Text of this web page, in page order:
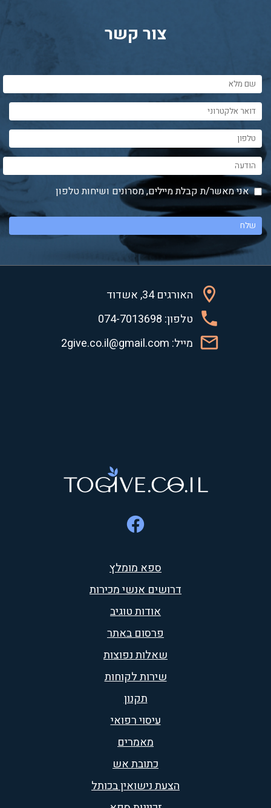
צור קשר
אני מאשר/ת קבלת מיילים, מסרונים ושיחות טלפון
האורגים 34, אשדוד
טלפון: 074-7013698
מייל: 2give.co.il@gmail.com
ספא מומלץ
דרושים אנשי מכירות
אודות טוגיב
פרסום באתר
שאלות נפוצות
שירות לקוחות
תקנון
עיסוי רפואי
מאמרים
כתובת אש
הצעת נישואין בכותל